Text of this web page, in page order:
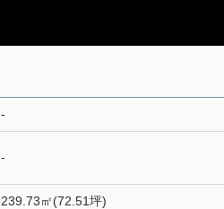
-
-
239.73㎡(72.51坪)